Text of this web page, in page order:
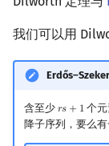
我们可以用
含至少 𝑟𝑠 + 1
rs+1 个元
降子序列，要么